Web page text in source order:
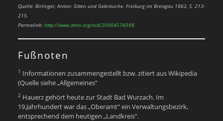
Quelle: Birlinger, Anton: Sitten und Gebräuche. Freiburg im Breisgau 1862, S. 213-
215.
Permalink: http://www.zeno.org/nid/20004576098
Fußnoten
1 Informationen zusammengestellt bzw. zitiert aus Wikipedia
(Quelle siehe „Allgemeines“
2Hauerz gehört heute zur Stadt Bad Wurzach. Im
19.Jahrhundert war das „Oberamt“ ein Verwaltungsbezirk,
entsprechend dem heutigen „Landkreis“.